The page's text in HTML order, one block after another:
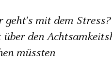
mit dem
den
müssten